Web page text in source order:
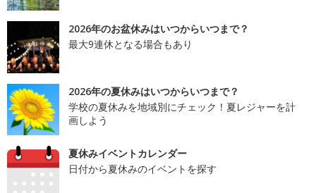
2026年のお盆休みはいつからいつまで？
最大9連休となる場合もあり
2026年の夏休みはいつからいつまで？
学校の夏休みを地域別にチェック！夏レジャーを計
画しよう
夏休みイベントカレンダー
日付から夏休みのイベントを探す